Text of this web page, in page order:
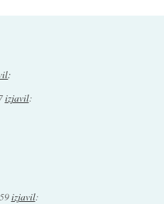
:
izjavil:
izjavil: